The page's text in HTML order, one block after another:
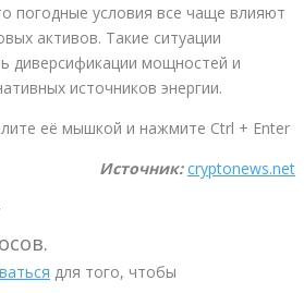
погодные условия все чаще влияют
активов. Такие ситуации
диверсификации мощностей и
источников энергии.
её мышкой и нажмите Ctrl + Enter
Источник: cryptonews.net
для того, чтобы